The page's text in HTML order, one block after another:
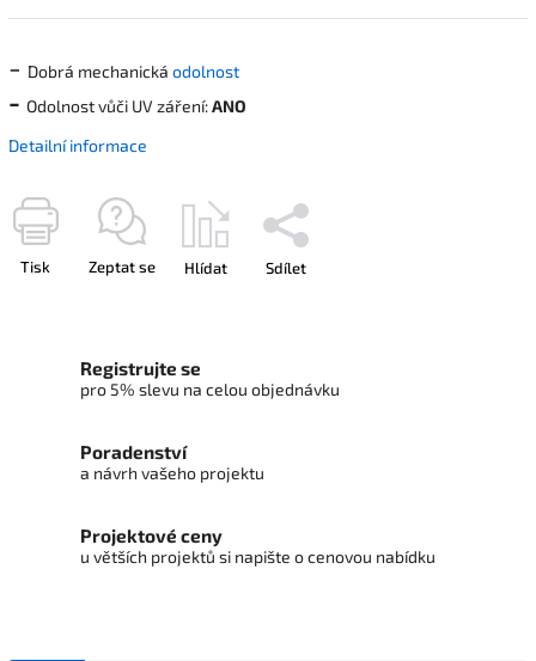
- Dobrá mechanická odolnost
- Odolnost vůči UV záření:ANO
Detailní informace
Tisk Zeptat se Hlídat Sdílet
Registrujte se
pro 5% slevu na celou objednávku
Poradenství
a návrh vašeho projektu
Projektové ceny
u větších projektů si napište o cenovou nabídku